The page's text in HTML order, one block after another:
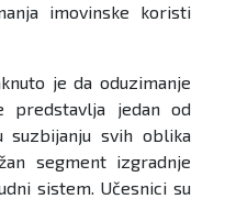
imovinske koristi
je da oduzimanje
predstavlja jedan od
suzbijanju svih oblika
segment izgradnje
sistem. Učesnici su